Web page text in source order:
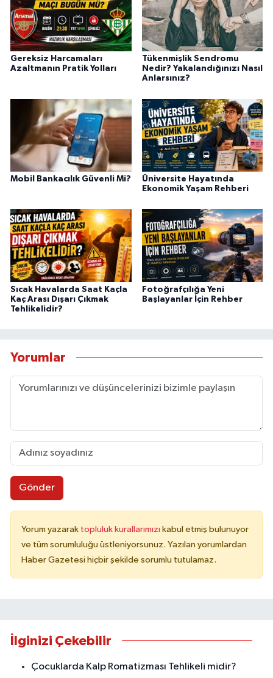
Gereksiz Harcamaları
Azaltmanın Pratik Yolları
Tükenmişlik Sendromu
Nedir? Yakalandığınızı Nasıl
Anlarsınız?
Mobil Bankacılık Güvenli Mi?
Üniversite Hayatında
Ekonomik Yaşam Rehberi
Sıcak Havalarda Saat Kaçla
Kaç Arası Dışarı Çıkmak
Tehlikelidir?
Fotoğrafçılığa Yeni
Başlayanlar İçin Rehber
Yorumlar
Gönder
Yorum yazarak topluluk kurallarımızı kabul etmiş bulunuyor
ve tüm sorumluluğu üstleniyorsunuz. Yazılan yorumlardan
Haber Gazetesi hiçbir şekilde sorumlu tutulamaz.
İlginizi Çekebilir
Çocuklarda Kalp Romatizması Tehlikeli midir?